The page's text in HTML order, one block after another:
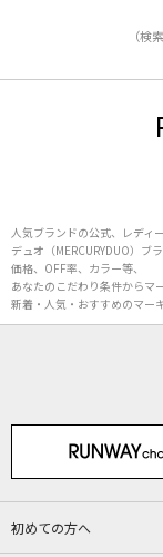
（検
人気ブランドの公式、レディ
デュオ（MERCURYDUO）ブ
価格、OFF率、カラー等、
あなたのこだわり条件からマ
新着・人気・おすすめのマー
初めての方へ